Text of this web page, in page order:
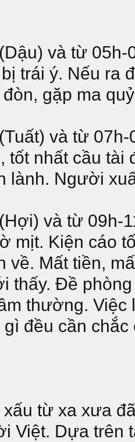
và từ
trái ý. Nếu ra
gặp ma
và từ
tốt nhất cầu tài
lành. Người
và từ 09h-
mịt. Kiện cáo
về. Mất tiền,
thấy. Đề
thường.
đều cần chắc
từ xa xưa
Việt. Dựa trên